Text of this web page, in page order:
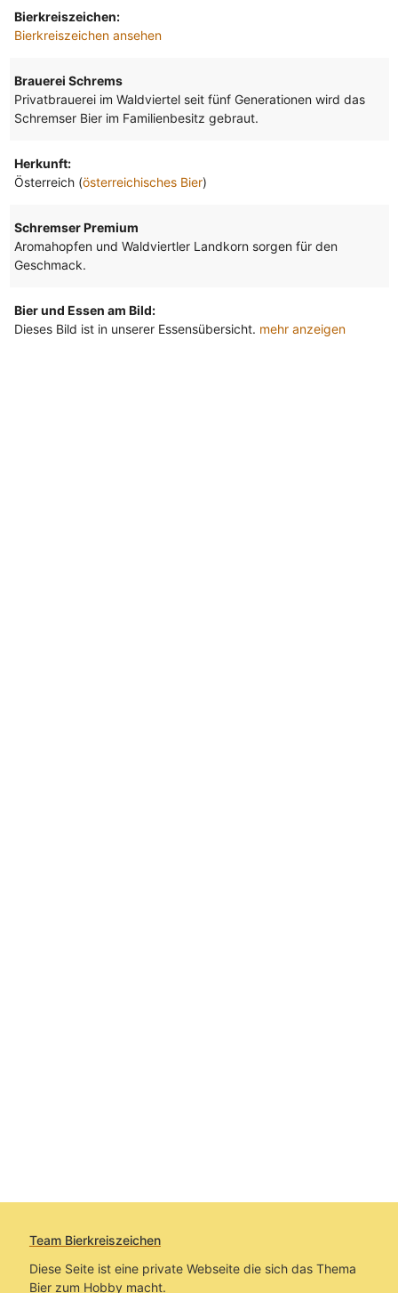
Bierkreiszeichen:
Bierkreiszeichen ansehen
Brauerei Schrems
Privatbrauerei im Waldviertel seit fünf Generationen wird das
Schremser Bier im Familienbesitz gebraut.
Herkunft:
Österreich (österreichisches Bier)
Schremser Premium
Aromahopfen und Waldviertler Landkorn sorgen für den
Geschmack.
Bier und Essen am Bild:
Dieses Bild ist in unserer Essensübersicht. mehr anzeigen
Team Bierkreiszeichen
Diese Seite ist eine private Webseite die sich das Thema
Bier zum Hobby macht.